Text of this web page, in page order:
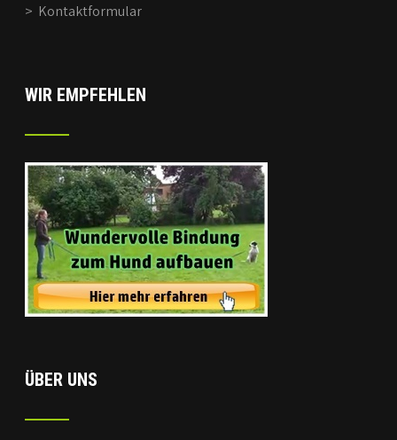
> Kontaktformular
WIR EMPFEHLEN
ÜBER UNS